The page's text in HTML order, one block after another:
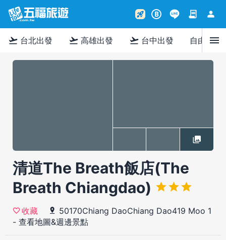
rocket_launch B contract person
flight_takeoff 台北出發 flight_takeoff 高雄出發 flight_takeoff 台中出發 自由行menu
清道The Breath飯店(The
Breath Chiangdao)
收藏
50170Chiang DaoChiang Dao419 Moo 1
- 查看地圖&週邊景點